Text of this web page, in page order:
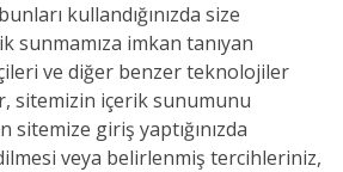
kullandığınızda size
sunmamıza imkan tanıyan
ve diğer benzer teknolojiler
sitemizin içerik sunumunu
giriş yaptığınızda
veya belirlenmiş tercihleriniz,